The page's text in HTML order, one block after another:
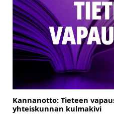
Kannanotto: Tieteen
yhteiskunnan kulmakivi